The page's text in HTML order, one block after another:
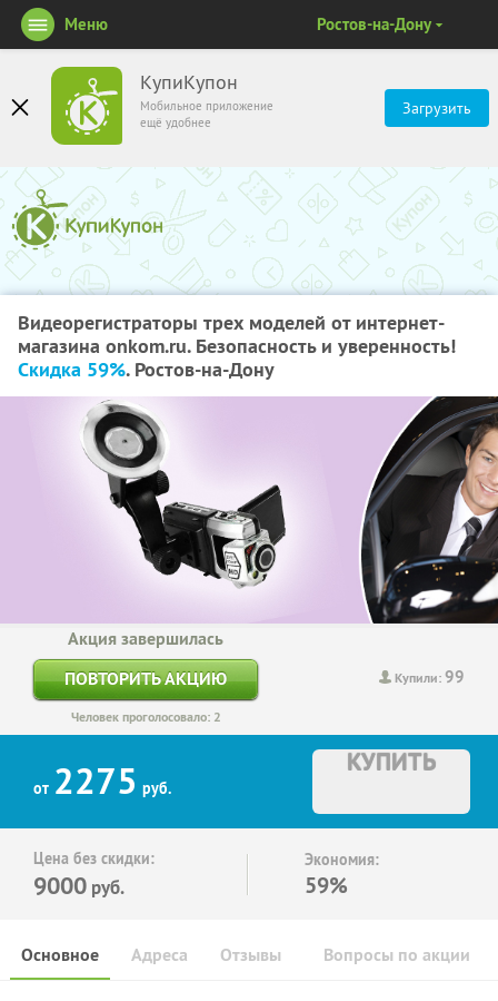
КупиКупон
Мобильное приложение
ещё удобнее
Загрузить
Меню Ростов-на-Дону
Видеорегистраторы трех моделей от интернет-
магазина onkom.ru. Безопасность и уверенность!
Скидка 59%. Ростов-на-Дону
Купили:99
Акция завершилась
ПОВТОРИТЬ АКЦИЮ
Человек проголосовало: 2
от 2275 руб.
КУПИТЬ
Цена без скидки:
9000 руб.
Экономия:
59%
Основное Отзывы Вопросы по акции
Адреса